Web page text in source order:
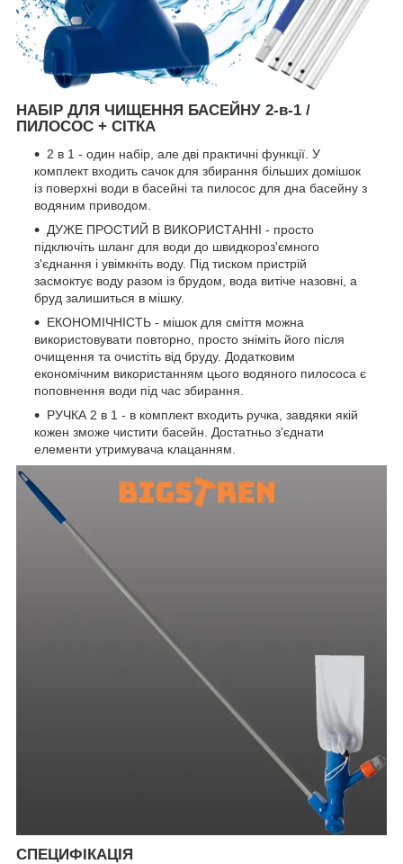
НАБІР ДЛЯ ЧИЩЕННЯ БАСЕЙНУ 2-в-1 /
ПИЛОСОС + СІТКА
2 в 1 - один набір, але дві практичні функції. У
комплект входить сачок для збирання більших домішок
із поверхні води в басейні та пилосос для дна басейну з
водяним приводом.
ДУЖЕ ПРОСТИЙ В ВИКОРИСТАННІ - просто
підключіть шланг для води до швидкороз'ємного
з'єднання і увімкніть воду. Під тиском пристрій
засмоктує воду разом із брудом, вода витіче назовні, а
бруд залишиться в мішку.
ЕКОНОМІЧНІСТЬ - мішок для сміття можна
використовувати повторно, просто зніміть його після
очищення та очистіть від бруду. Додатковим
економічним використанням цього водяного пилососа є
поповнення води під час збирання.
РУЧКА 2 в 1 - в комплект входить ручка, завдяки якій
кожен зможе чистити басейн. Достатньо з'єднати
елементи утримувача клацанням.
СПЕЦИФІКАЦІЯ